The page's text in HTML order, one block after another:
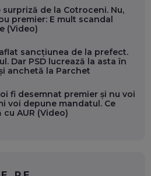
CEO AL PATRIA BANK: AUTOMATIZĂM
FACEM CÂND PICĂ BAZA DE DATE, LA
CUM CONSTRUIEȘTI O COMPANIE
PIERZI LEGĂTURA CU COMUNITATEA
FOMO: SPEAKERUL PE SCENĂ, INVITATUL
surpriză de la Cotroceni. Nu,
premier: E mult scandal
(Video)
sancțiunea de la prefect.
Dar PSD lucrează la asta în
anchetă la Parchet
fi desemnat premier și nu voi
voi depune mandatul. Ce
AUR (Video)